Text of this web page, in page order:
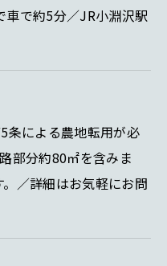
車で約5分／JR小淵沢駅
条による農地転用が必
部分約80㎡を含みま
／詳細はお気軽にお問